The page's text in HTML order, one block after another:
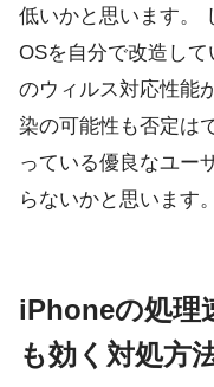
低いかと思います。
OSを自分で改造し
のウィルス対応性能
染の可能性も否定は
っている優良なユー
らないかと思います。
iPhoneの処理
も効く対処方